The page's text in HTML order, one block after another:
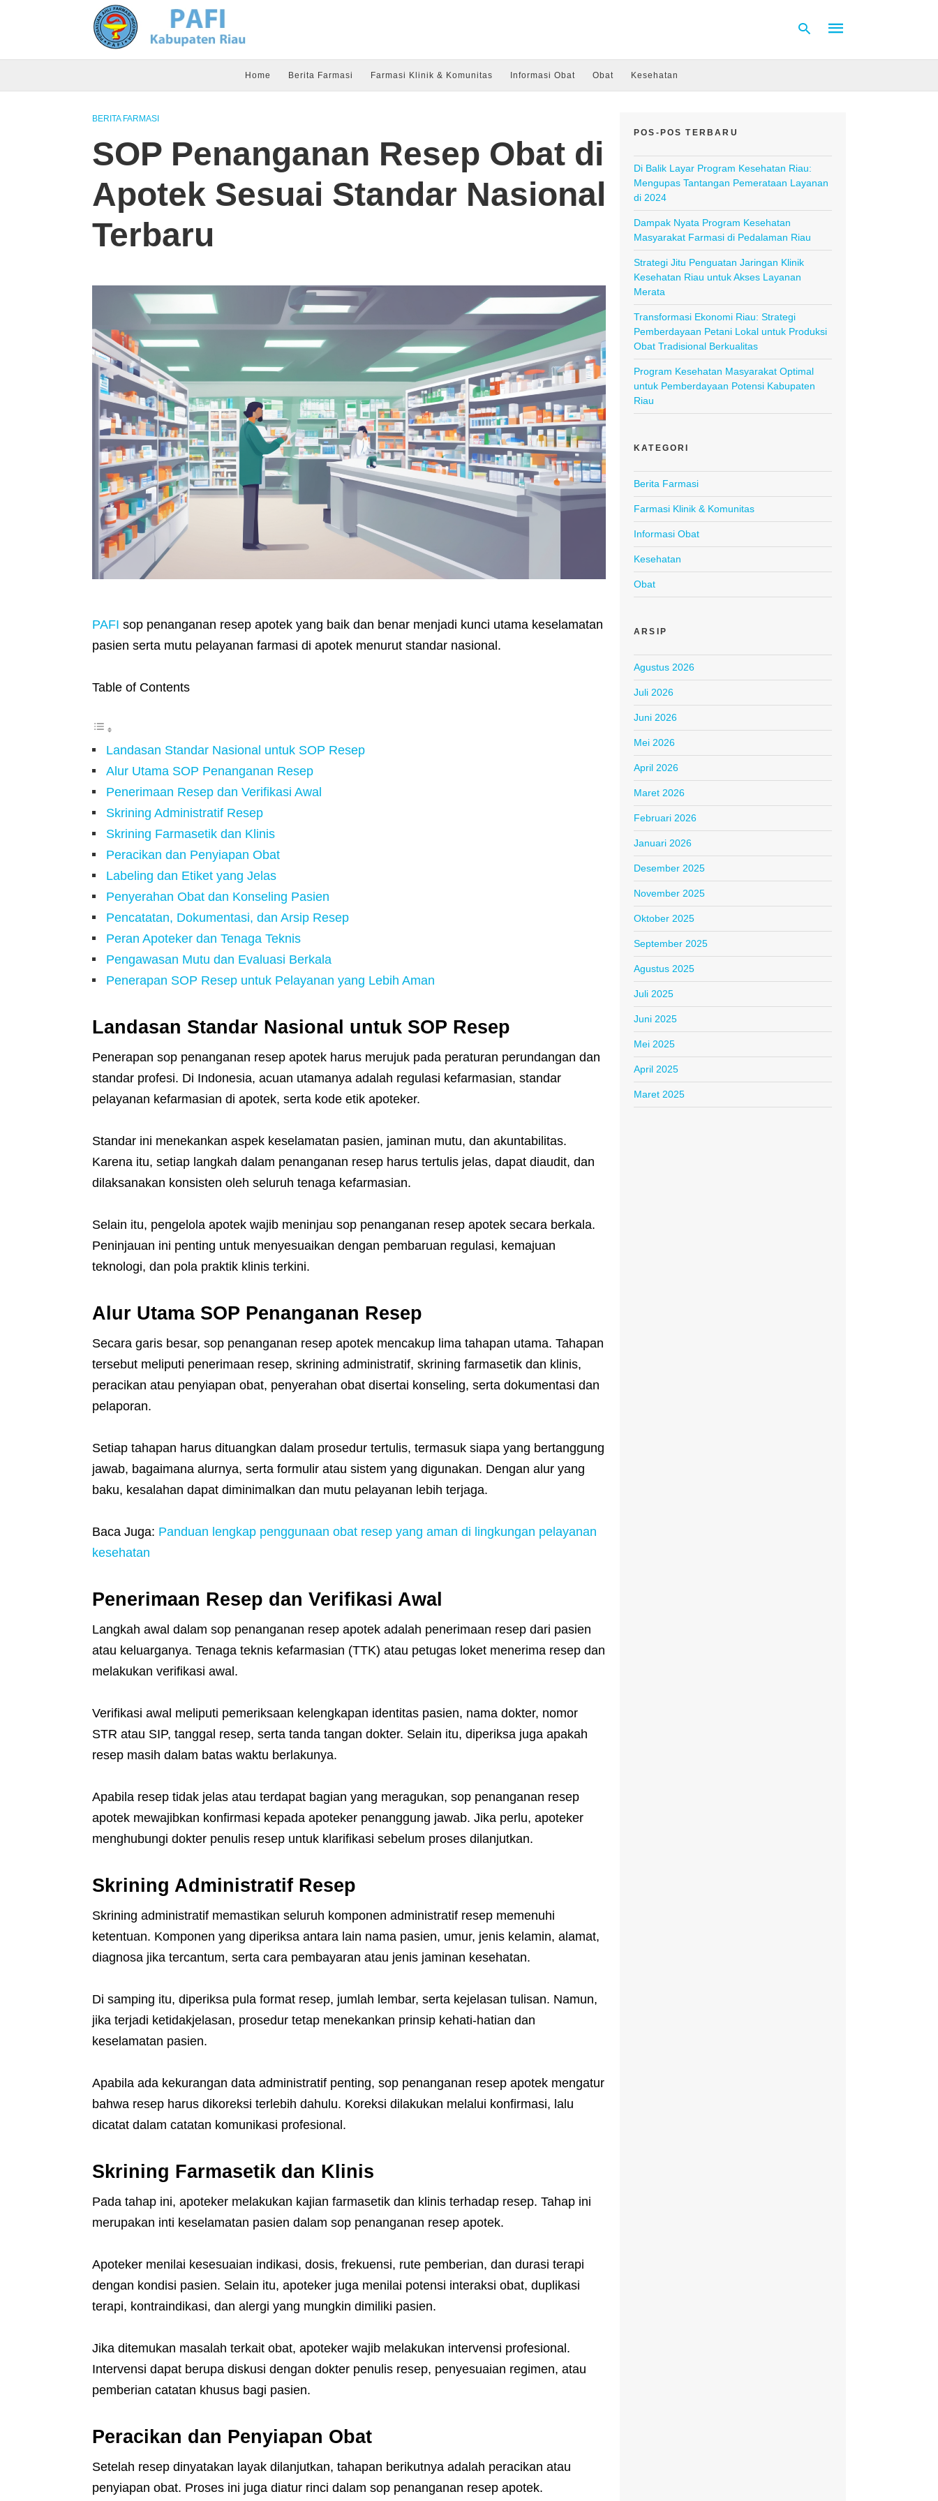
Home Berita Farmasi Farmasi Klinik & Komunitas Informasi Obat Obat Kesehatan
BERITA FARMASI
SOP Penanganan Resep Obat di
Apotek Sesuai Standar Nasional
Terbaru
PAFI sop penanganan resep apotek yang baik dan benar menjadi kunci utama keselamatan
pasien serta mutu pelayanan farmasi di apotek menurut standar nasional.
Table of Contents
Landasan Standar Nasional untuk SOP Resep
Alur Utama SOP Penanganan Resep
Penerimaan Resep dan Verifikasi Awal
Skrining Administratif Resep
Skrining Farmasetik dan Klinis
Peracikan dan Penyiapan Obat
Labeling dan Etiket yang Jelas
Penyerahan Obat dan Konseling Pasien
Pencatatan, Dokumentasi, dan Arsip Resep
Peran Apoteker dan Tenaga Teknis
Pengawasan Mutu dan Evaluasi Berkala
Penerapan SOP Resep untuk Pelayanan yang Lebih Aman
Landasan Standar Nasional untuk SOP Resep
Penerapan sop penanganan resep apotek harus merujuk pada peraturan perundangan dan
standar profesi. Di Indonesia, acuan utamanya adalah regulasi kefarmasian, standar
pelayanan kefarmasian di apotek, serta kode etik apoteker.
Standar ini menekankan aspek keselamatan pasien, jaminan mutu, dan akuntabilitas.
Karena itu, setiap langkah dalam penanganan resep harus tertulis jelas, dapat diaudit, dan
dilaksanakan konsisten oleh seluruh tenaga kefarmasian.
Selain itu, pengelola apotek wajib meninjau sop penanganan resep apotek secara berkala.
Peninjauan ini penting untuk menyesuaikan dengan pembaruan regulasi, kemajuan
teknologi, dan pola praktik klinis terkini.
Alur Utama SOP Penanganan Resep
Secara garis besar, sop penanganan resep apotek mencakup lima tahapan utama. Tahapan
tersebut meliputi penerimaan resep, skrining administratif, skrining farmasetik dan klinis,
peracikan atau penyiapan obat, penyerahan obat disertai konseling, serta dokumentasi dan
pelaporan.
Setiap tahapan harus dituangkan dalam prosedur tertulis, termasuk siapa yang bertanggung
jawab, bagaimana alurnya, serta formulir atau sistem yang digunakan. Dengan alur yang
baku, kesalahan dapat diminimalkan dan mutu pelayanan lebih terjaga.
Baca Juga: Panduan lengkap penggunaan obat resep yang aman di lingkungan pelayanan
kesehatan
Penerimaan Resep dan Verifikasi Awal
Langkah awal dalam sop penanganan resep apotek adalah penerimaan resep dari pasien
atau keluarganya. Tenaga teknis kefarmasian (TTK) atau petugas loket menerima resep dan
melakukan verifikasi awal.
Verifikasi awal meliputi pemeriksaan kelengkapan identitas pasien, nama dokter, nomor
STR atau SIP, tanggal resep, serta tanda tangan dokter. Selain itu, diperiksa juga apakah
resep masih dalam batas waktu berlakunya.
Apabila resep tidak jelas atau terdapat bagian yang meragukan, sop penanganan resep
apotek mewajibkan konfirmasi kepada apoteker penanggung jawab. Jika perlu, apoteker
menghubungi dokter penulis resep untuk klarifikasi sebelum proses dilanjutkan.
Skrining Administratif Resep
Skrining administratif memastikan seluruh komponen administratif resep memenuhi
ketentuan. Komponen yang diperiksa antara lain nama pasien, umur, jenis kelamin, alamat,
diagnosa jika tercantum, serta cara pembayaran atau jenis jaminan kesehatan.
Di samping itu, diperiksa pula format resep, jumlah lembar, serta kejelasan tulisan. Namun,
jika terjadi ketidakjelasan, prosedur tetap menekankan prinsip kehati-hatian dan
keselamatan pasien.
Apabila ada kekurangan data administratif penting, sop penanganan resep apotek mengatur
bahwa resep harus dikoreksi terlebih dahulu. Koreksi dilakukan melalui konfirmasi, lalu
dicatat dalam catatan komunikasi profesional.
Skrining Farmasetik dan Klinis
Pada tahap ini, apoteker melakukan kajian farmasetik dan klinis terhadap resep. Tahap ini
merupakan inti keselamatan pasien dalam sop penanganan resep apotek.
Apoteker menilai kesesuaian indikasi, dosis, frekuensi, rute pemberian, dan durasi terapi
dengan kondisi pasien. Selain itu, apoteker juga menilai potensi interaksi obat, duplikasi
terapi, kontraindikasi, dan alergi yang mungkin dimiliki pasien.
Jika ditemukan masalah terkait obat, apoteker wajib melakukan intervensi profesional.
Intervensi dapat berupa diskusi dengan dokter penulis resep, penyesuaian regimen, atau
pemberian catatan khusus bagi pasien.
Peracikan dan Penyiapan Obat
Setelah resep dinyatakan layak dilanjutkan, tahapan berikutnya adalah peracikan atau
penyiapan obat. Proses ini juga diatur rinci dalam sop penanganan resep apotek.
POS-POS TERBARU
Di Balik Layar Program Kesehatan Riau:
Mengupas Tantangan Pemerataan Layanan
di 2024
Dampak Nyata Program Kesehatan
Masyarakat Farmasi di Pedalaman Riau
Strategi Jitu Penguatan Jaringan Klinik
Kesehatan Riau untuk Akses Layanan
Merata
Transformasi Ekonomi Riau: Strategi
Pemberdayaan Petani Lokal untuk Produksi
Obat Tradisional Berkualitas
Program Kesehatan Masyarakat Optimal
untuk Pemberdayaan Potensi Kabupaten
Riau
KATEGORI
Berita Farmasi
Farmasi Klinik & Komunitas
Informasi Obat
Kesehatan
Obat
ARSIP
Agustus 2026
Juli 2026
Juni 2026
Mei 2026
April 2026
Maret 2026
Februari 2026
Januari 2026
Desember 2025
November 2025
Oktober 2025
September 2025
Agustus 2025
Juli 2025
Juni 2025
Mei 2025
April 2025
Maret 2025